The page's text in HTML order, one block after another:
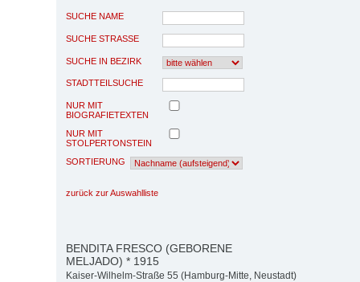
SUCHE NAME
SUCHE STRASSE
SUCHE IN BEZIRK
STADTTEILSUCHE
NUR MIT
BIOGRAFIETEXTEN
NUR MIT
STOLPERTONSTEIN
SORTIERUNG
zurück zur Auswahlliste
BENDITA FRESCO (GEBORENE
MELJADO) * 1915
Kaiser-Wilhelm-Straße 55 (Hamburg-Mitte, Neustadt)